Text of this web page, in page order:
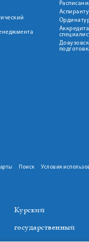
Поиск Условия
Курский
государственный